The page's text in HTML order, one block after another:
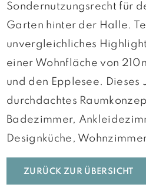
Sondernutzungsrecht für
Garten hinter der Halle.
unvergleichliches
einer Wohnfläche von
und den Epplesee. Dieses
durchdachtes
Badezimmer,
Designküche,
ZURÜCK ZUR ÜBERSICHT